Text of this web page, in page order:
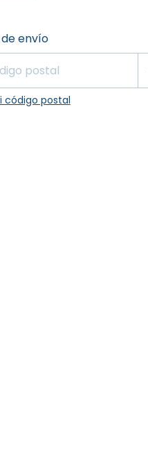
el CP:
envío
código postal